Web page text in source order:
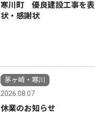
寒川町 優良建設工事を
状・感謝状
茅ヶ崎・寒川
2026.08.07
休業のお知らせ